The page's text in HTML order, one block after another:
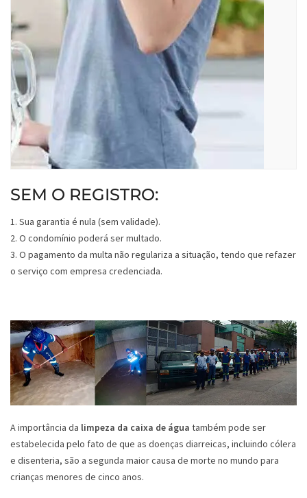
SEM O REGISTRO:
1. Sua garantia é nula (sem validade).
2. O condomínio poderá ser multado.
3. O pagamento da multa não regulariza a situação, tendo que refazer
o serviço com empresa credenciada.
A importância da limpeza da caixa de água também pode ser
estabelecida pelo fato de que as doenças diarreicas, incluindo cólera
e disenteria, são a segunda maior causa de morte no mundo para
crianças menores de cinco anos.